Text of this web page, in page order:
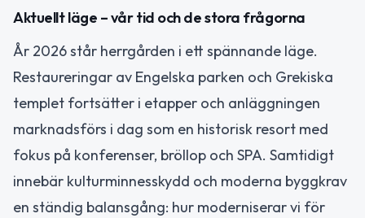
Aktuellt läge – vår tid och de stora frågorna
År 2026 står herrgården i ett spännande läge.
Restaureringar av Engelska parken och Grekiska
templet fortsätter i etapper och anläggningen
marknadsförs i dag som en historisk resort med
fokus på konferenser, bröllop och SPA. Samtidigt
innebär kulturminnesskydd och moderna byggkrav
en ständig balansgång: hur moderniserar vi för